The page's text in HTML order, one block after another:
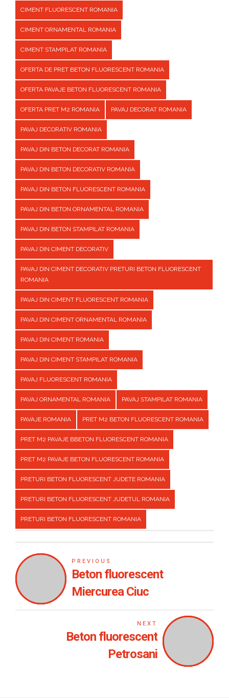
CIMENT FLUORESCENT ROMANIA
CIMENT ORNAMENTAL ROMANIA
CIMENT STAMPILAT ROMANIA
OFERTA DE PRET BETON FLUORESCENT ROMANIA
OFERTA PAVAJE BETON FLUORESCENT ROMANIA
OFERTA PRET M2 ROMANIA PAVAJ DECORAT ROMANIA
PAVAJ DECORATIV ROMANIA
PAVAJ DIN BETON DECORAT ROMANIA
PAVAJ DIN BETON DECORATIV ROMANIA
PAVAJ DIN BETON FLUORESCENT ROMANIA
PAVAJ DIN BETON ORNAMENTAL ROMANIA
PAVAJ DIN BETON STAMPILAT ROMANIA
PAVAJ DIN CIMENT DECORATIV
PAVAJ DIN CIMENT DECORATIV PRETURI BETON FLUORESCENT
ROMANIA
PAVAJ DIN CIMENT FLUORESCENT ROMANIA
PAVAJ DIN CIMENT ORNAMENTAL ROMANIA
PAVAJ DIN CIMENT ROMANIA
PAVAJ DIN CIMENT STAMPILAT ROMANIA
PAVAJ FLUORESCENT ROMANIA
PAVAJ ORNAMENTAL ROMANIA PAVAJ STAMPILAT ROMANIA
PAVAJE ROMANIA PRET M2 BETON FLUORESCENT ROMANIA
PRET M2 PAVAJE BBETON FLUORESCENT ROMANIA
PRET M2 PAVAJE BETON FLUORESCENT ROMANIA
PRETURI BETON FLUORESCENT JUDETE ROMANIA
PRETURI BETON FLUORESCENT JUDETUL ROMANIA
PRETURI BETON FLUORESCENT ROMANIA
PREVIOUS
Beton fluorescent
Miercurea Ciuc
NEXT
Beton fluorescent
Petrosani